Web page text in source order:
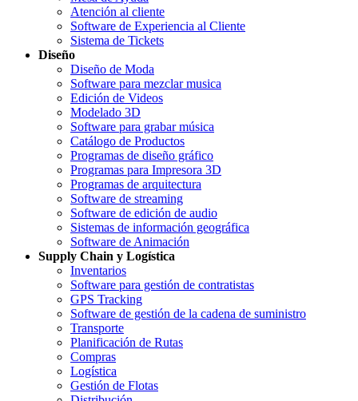
Atención al cliente
Software de Experiencia al Cliente
Sistema de Tickets
Diseño
Diseño de Moda
Software para mezclar musica
Edición de Videos
Modelado 3D
Software para grabar música
Catálogo de Productos
Programas de diseño gráfico
Programas para Impresora 3D
Programas de arquitectura
Software de streaming
Software de edición de audio
Sistemas de información geográfica
Software de Animación
Supply Chain y Logística
Inventarios
Software para gestión de contratistas
GPS Tracking
Software de gestión de la cadena de suministro
Transporte
Planificación de Rutas
Compras
Logística
Gestión de Flotas